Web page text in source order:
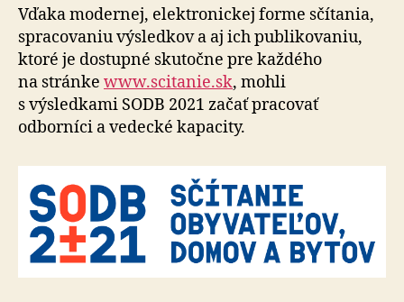
domov
a
bytov
Vďaka modernej, elektronickej forme sčítania,
spracovaniu výsledkov a aj ich publikovaniu,
ktoré je dostupné skutočne pre každého
na stránke www.scitanie.sk, mohli
s výsledkami SODB 2021 začať pracovať
odborníci a vedecké kapacity.